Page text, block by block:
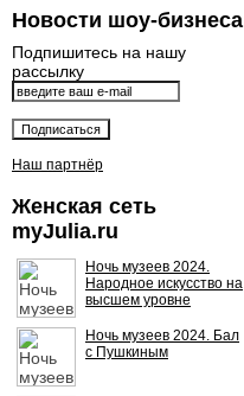
Новости шоу-бизнеса
Подпишитесь на нашу
рассылку
Наш партнёр
Женская сеть
myJulia.ru
Ночь музеев 2024.
Народное искусство на
высшем уровне
Ночь музеев 2024. Бал
с Пушкиным